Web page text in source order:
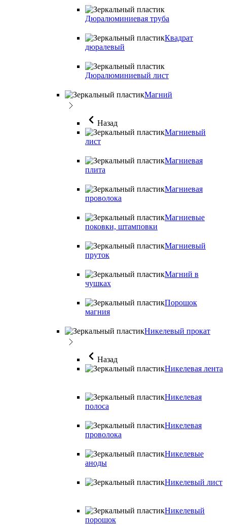
Дюралюминиевая труба
Квадрат
дюралевый
Дюралюминиевый лист
Магний
Назад
Магниевый
лист
Магниевая
плита
Магниевая
проволока
Магниевые
поковки, штамповки
Магниевый
пруток
Магний в
чушках
Порошок
магния
Никелевый прокат
Назад
Никелевая лента
Никелевая
полоса
Никелевая
проволока
Никелевые
аноды
Никелевый лист
Никелевый
порошок